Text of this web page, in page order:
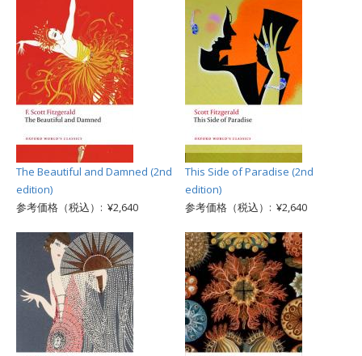
The Beautiful and Damned (2nd
edition)
参考価格（税込）: ¥2,640
This Side of Paradise (2nd
edition)
参考価格（税込）: ¥2,640